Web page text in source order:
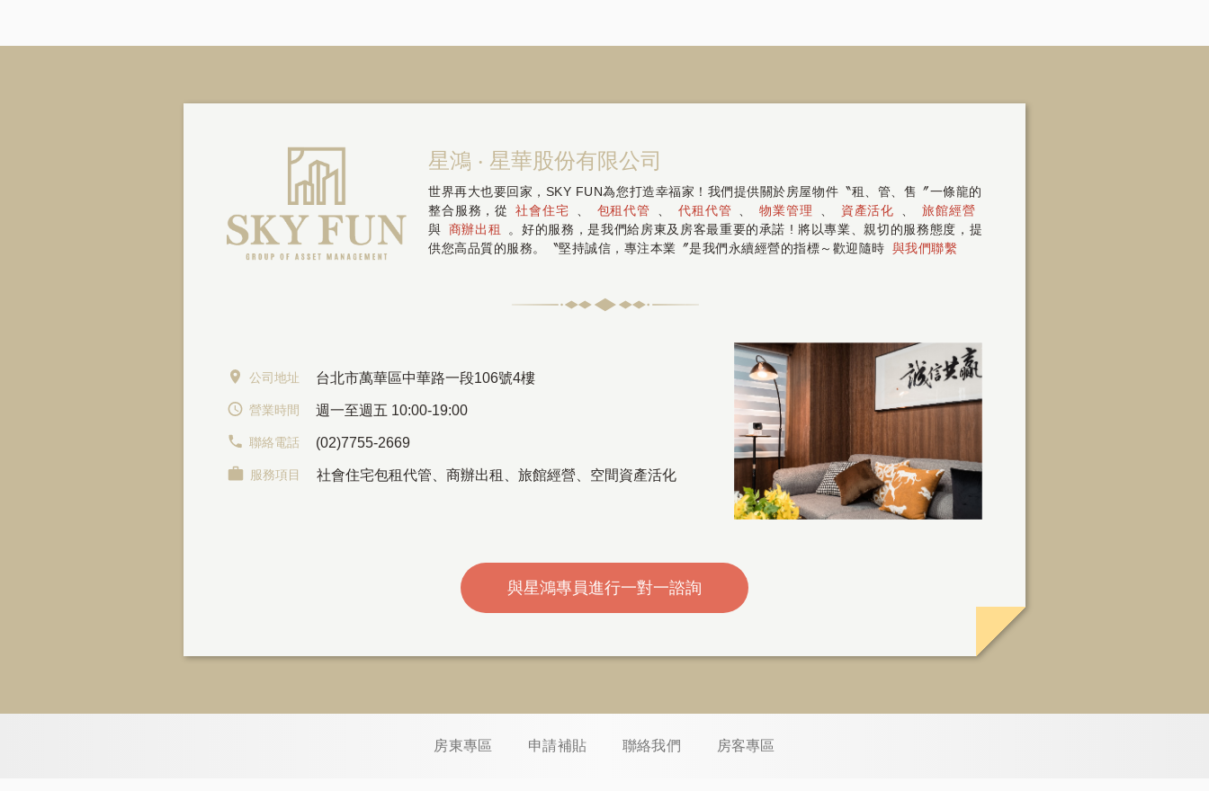
星鴻 ‧ 星華股份有限公司
世界再大也要回家，SKY FUN為您打造幸福家！我們提供關於房屋物件〝租、管、售〞一條龍的
整合服務，從
社會住宅 包租代管 代租代管 物業管理 資產活化
旅館經營
與 商辦出租
。好的服務，是我們給房東及房客最重要的承諾 ! 將以專業、親切的服務態度，提
供您高品質的服務。〝堅持誠信，專注本業〞是我們永續經營的指標～歡迎隨時 與我們聯繫
公司地址 台北市萬華區中華路一段106號4樓
營業時間 週一至週五 10:00-19:00
聯絡電話 (02)7755-2669
服務項目 社會住宅包租代管 商辦出租 旅館經營、空間資產活化
與星鴻專員進行一對一諮詢
房東專區 申請補貼 聯絡我們 房客專區